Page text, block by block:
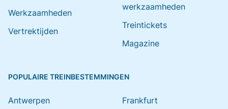
Werkzaamheden
Vertrektijden
werkzaamheden
Treintickets
Magazine
POPULAIRE TREINBESTEMMINGEN
Antwerpen
Frankfurt